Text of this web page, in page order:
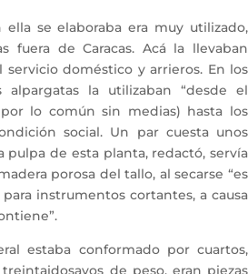
se elaboraba era muy utilizado,
fuera de Caracas. Acá la llevaban
servicio doméstico y arrieros. En los
alpargatas la utilizaban “desde el
lo común sin medias) hasta los
social. Un par cuesta unos
pulpa de esta planta, redactó, servía
porosa del tallo, al secarse “es
instrumentos cortantes, a causa
estaba conformado por cuartos,
de peso, eran piezas